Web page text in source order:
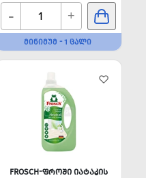
- +
ᲛᲘᲜᲘᲛᲣᲛ - 1 ᲪᲐᲚᲘ
FROSCH-ᲤᲠᲝᲨᲘ ᲘᲐᲢᲐᲙᲘᲡ